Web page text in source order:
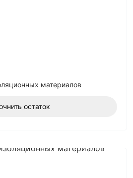
материалов
остаток